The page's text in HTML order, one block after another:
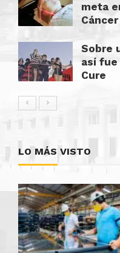
meta
Sobre
así fue
Cure
LO MÁS VISTO